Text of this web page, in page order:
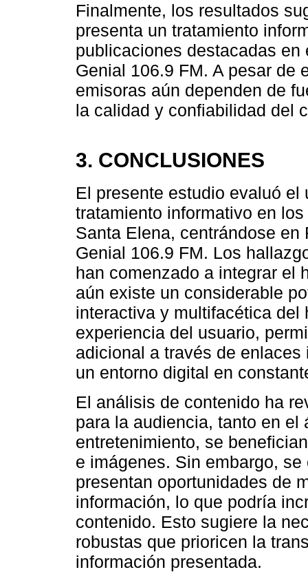
Finalmente, los resultados
presenta un tratamiento
publicaciones destacadas
Genial 106.9 FM. A pesar de
emisoras aún dependen de
la calidad y confiabilidad del
3. CONCLUSIONES
El presente estudio evaluó
tratamiento informativo en
Santa Elena, centrándose
Genial 106.9 FM. Los
han comenzado a integrar el
aún existe un considerable
interactiva y multifacética del
experiencia del usuario,
adicional a través de
un entorno digital en
El análisis de contenido ha
para la audiencia, tanto en
entretenimiento, se
e imágenes. Sin embargo,
presentan oportunidades de
información, lo que podría
contenido. Esto sugiere la
robustas que prioricen la
información presentada.